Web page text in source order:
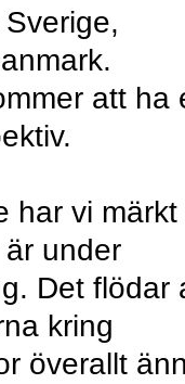
att ha
har vi märkt
under
Det flödar
kring
överallt